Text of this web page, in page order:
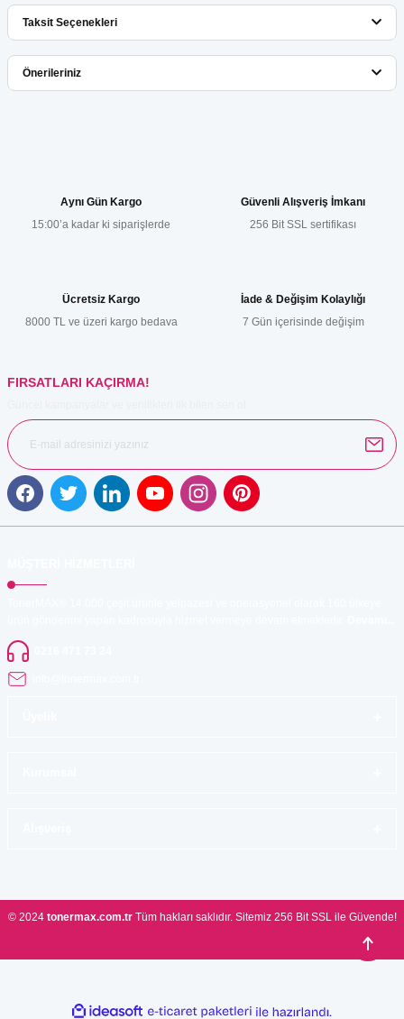
Bu ürüne ilk yorumu siz yapın!
Taksit Seçenekleri
Önerileriniz
Ürün resmi kalitesiz, bozuk veya görüntülenemiyor.
Ürün fiyatı diğer sitelerden daha pahalı.
Aynı Gün Kargo
15:00’a kadar ki siparişlerde
Güvenli Alışveriş İmkanı
256 Bit SSL sertifikası
Ücretsiz Kargo
8000 TL ve üzeri kargo bedava
İade & Değişim Kolaylığı
7 Gün içerisinde değişim
FIRSATLARI KAÇIRMA!
© 2024 tonermax.com.trTüm hakları saklıdır. Sitemiz 256 Bit SSL ile Güvende!
ideasoft e-